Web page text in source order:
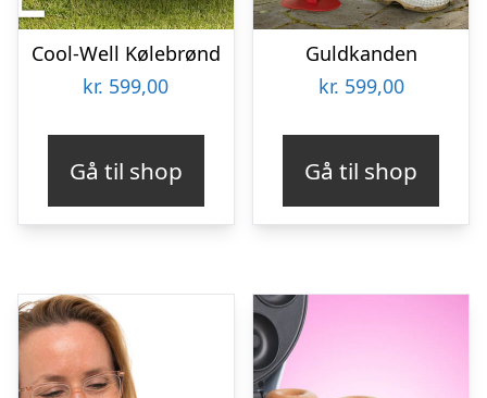
Cool-Well Kølebrønd
kr. 599,00
Gå til shop
Guldkanden
kr. 599,00
Gå til shop